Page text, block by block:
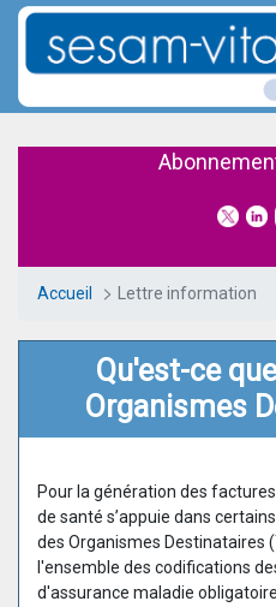
Saut au contenu principal
Lettre
Accueil Lettre information
Qu'est-ce
Organismes
Pour la génération des
de santé s’appuie dans
des Organismes Destinataires
l'ensemble des codifications
d'assurance maladie
Panneau de gestion des